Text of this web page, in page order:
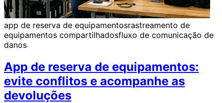
app de reserva de equipamentosrastreamento de
equipamentos compartilhadosfluxo de comunicação de
danos
App de reserva de equipamentos:
evite conflitos e acompanhe as
devoluções